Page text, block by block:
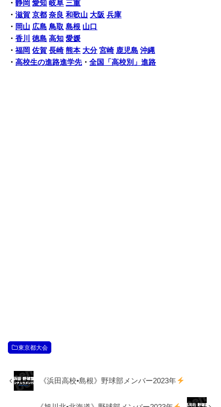
・静岡 愛知 岐阜 三重
・滋賀 京都 奈良 和歌山 大阪 兵庫
・ 岡山 広島 鳥取 島根 山口
・香川 徳島 高知 愛媛
・福岡 佐賀 長崎 熊本 大分 宮崎 鹿児島 沖縄
・高校生の進路進学先・全国「高校別」進路
東京都大会
《浜田高校•島根》野球部メンバー2023年